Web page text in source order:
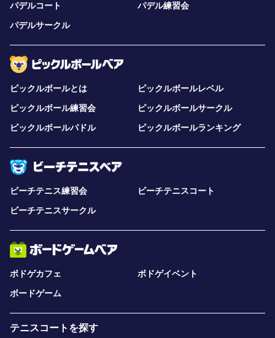
パデルコート
パデル練習会
パデルサークル
ピックルボールとは
ピックルボールレベル
ピックルボール練習会
ピックルボールサークル
ピックルボールパドル
ピックルボールランキング
ビーチテニス練習会
ビーチテニスコート
ビーチテニスサークル
ボドゲカフェ
ボドゲイベント
ボードゲーム
テニスコートを探す